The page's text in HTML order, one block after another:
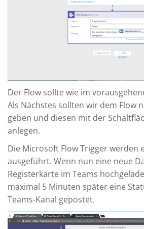
Der Flow sollte wie im
Als Nächstes sollten wir dem Flow
geben und diesen mit der
anlegen.
Die Microsoft Flow Trigger werden
ausgeführt. Wenn nun eine neue
Registerkarte im Teams
maximal 5 Minuten später eine
Teams-Kanal gepostet.